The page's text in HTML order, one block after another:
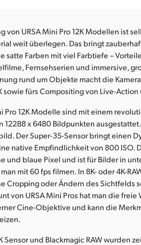
von URSA Mini Pro 12K Modellen ist
weit überlegen. Das bringt
satte Farben mit viel Farbtiefe –
Fernsehserien und immersive,
rund um Objekte macht die
sowie fürs Compositing von Live-Action
Pro 12K Modelle sind mit einem
12288 x 6480 Bildpunkten
Der Super-35-Sensor bringt einen
native Empfindlichkeit von 800 ISO.
und blaue Pixel und ist für Bilder in
mit 60 fps filmen. In 8K- oder 4K-
Cropping oder Ändern des Sichtfelds
von URSA Mini Pros hat man die
Cine-Objektive und kann die
Sensor und Blackmagic RAW wurden